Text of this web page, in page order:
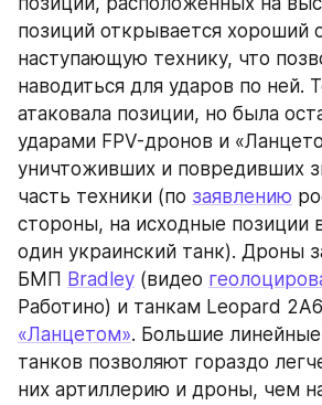
позиций открывается хороший
наступающую технику, что
наводиться для ударов по ней.
атаковала позиции, но была
ударами FPV-дронов и
уничтоживших и повредивших
часть техники (по заявлению
стороны, на исходные позиции
один украинский танк). Дроны
БМП Bradley (видео
Работино) и танкам Leopard 2A6
«Ланцетом». Большие
танков позволяют гораздо
них артиллерию и дроны, чем